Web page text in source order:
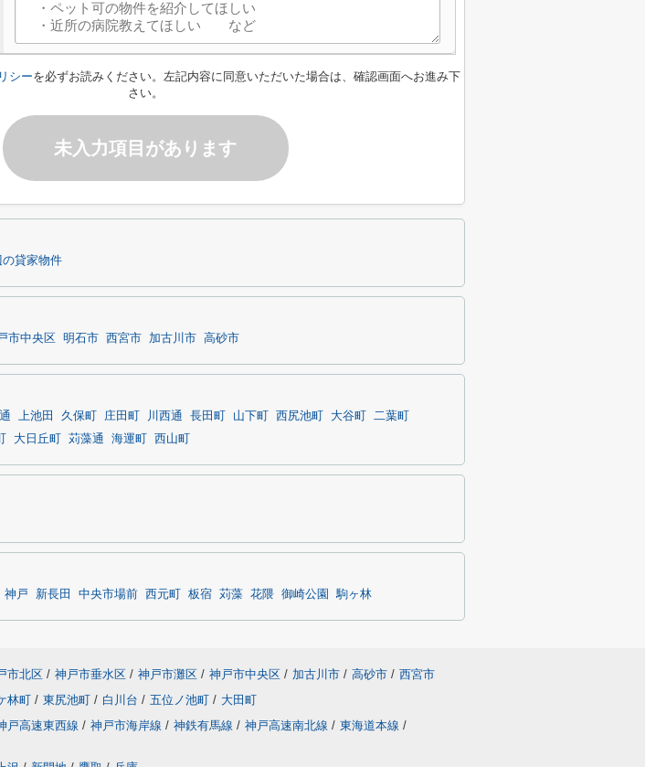
シーを必ずお読みください。左記内容に同意いただいた場合は、確認画面へお進み下
さい。
未入力項目があります
の貸家物件
市中央区 明石市 西宮市 加古川市 高砂市
上池田 久保町 庄田町 川西通 長田町 山下町 西尻池町 大谷町
二葉町
大日丘町 苅藻通 海運町 西山町
神戸 新長田 中央市場前 西元町 板宿 苅藻 花隈 御崎公園 駒ヶ林
市北区 / 神戸市垂水区 / 神戸市灘区 / 神戸市中央区 / 加古川市 / 高砂市 / 西宮市
林町 / 東尻池町 / 白川台 / 五位ノ池町 / 大田町
戸高速東西線 / 神戸市海岸線 / 神鉄有馬線 / 神戸高速南北線 / 東海道本線 /